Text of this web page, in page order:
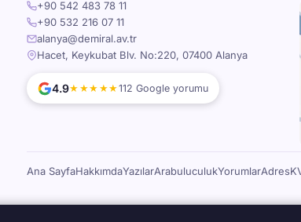
+90 542 483 78 11
+90 532 216 07 11
alanya@demiral.av.tr
Hacet, Keykubat Blv. No:220, 07400 Alanya
4.9★★★★★112 Google yorumu
Ana SayfaHakkımdaYazılarArabuluculukYorumlarAdres